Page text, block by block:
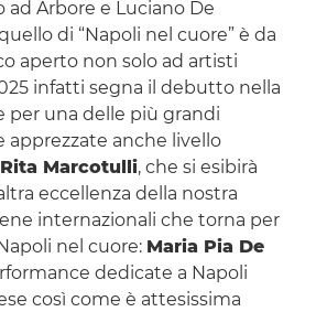
ad Arbore e Luciano De
di “Napoli nel cuore” è da
aperto non solo ad artisti
infatti segna il debutto nella
per una delle più grandi
apprezzate anche livello
Rita Marcotulli, che si esibirà
eccellenza della nostra
internazionali che torna per
nel cuore: Maria Pia De
dedicate a Napoli
così come è attesissima